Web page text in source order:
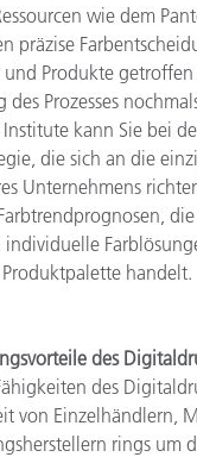
wie dem
präzise
Produkte
Prozesses
kann Sie bei
die sich an die
Unternehmens
handelt.
des
des
von Einzelhändlern,
rings um